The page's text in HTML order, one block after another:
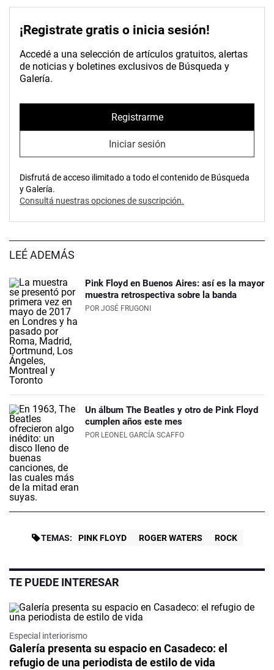
¡Registrate gratis o inicia sesión!
Accedé a una selección de artículos gratuitos, alertas
de noticias y boletines exclusivos de Búsqueda y
Galería.
Registrarme
Iniciar sesión
Disfrutá de acceso ilimitado a todo el contenido de Búsqueda
y Galería.
Consultá nuestras opciones de suscripción.
LEÉ ADEMÁS
Pink Floyd en Buenos Aires: así es la mayor
muestra retrospectiva sobre la banda
POR JOSÉ FRUGONI
Un álbum The Beatles y otro de Pink Floyd
cumplen años este mes
POR LEONEL GARCÍA SCAFFO
TEMAS: PINK FLOYD ROGER WATERS ROCK
TE PUEDE INTERESAR
Especial interiorismo
Galería presenta su espacio en Casadeco: el
refugio de una periodista de estilo de vida